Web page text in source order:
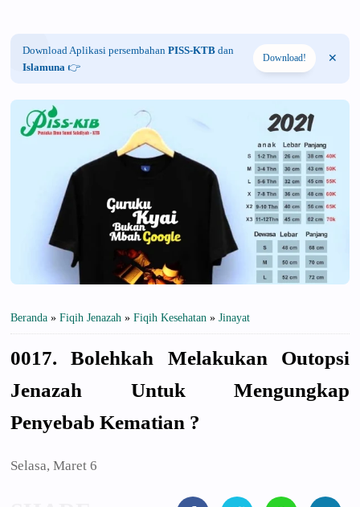
Download Aplikasi persembahan PISS-KTB dan
Islamuna 👉
Download!
Beranda » Fiqih Jenazah » Fiqih Kesehatan » Jinayat
0017. Bolehkah Melakukan Outopsi
Jenazah Untuk Mengungkap
Penyebab Kematian ?
Selasa, Maret 6